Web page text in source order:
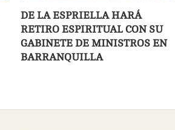
DE LA ESPRIELLA HARÁ
RETIRO ESPIRITUAL CON SU
GABINETE DE MINISTROS EN
BARRANQUILLA